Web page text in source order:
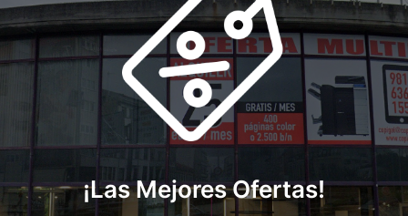
¡Las Mejores Ofertas!